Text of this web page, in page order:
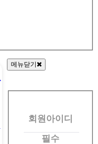
메뉴닫기
회
회원아이디
필수